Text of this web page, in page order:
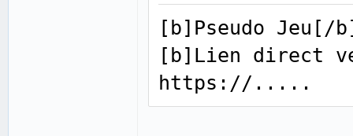
[b]Pseudo
[b]Lien direct
https://.....